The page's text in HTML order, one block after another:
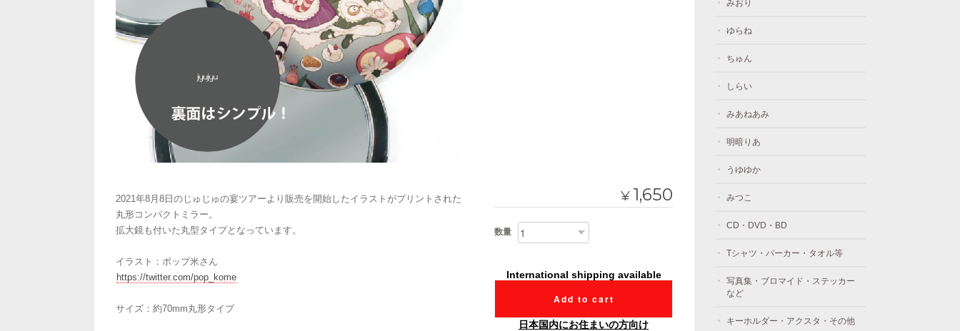
2021年8月8日のじゅじゅの宴ツアーより販売を開始したイラストがプリントされた
丸形コンパクトミラー。
拡大鏡も付いた丸型タイプとなっています。
イラスト：ポップ米さん
https://twitter.com/pop_kome
サイズ：約70mm丸形タイプ
¥ 1,650
数量
International shipping available
Add to cart
日本国内にお住まいの方向け
みおり
ゆらね
ちゅん
しらい
みあねあみ
明暗りあ
うゆゆか
みつこ
CD・DVD・BD
Tシャツ・パーカー・タオル等
写真集・ブロマイド・ステッカー
など
キーホルダー・アクスタ・その他